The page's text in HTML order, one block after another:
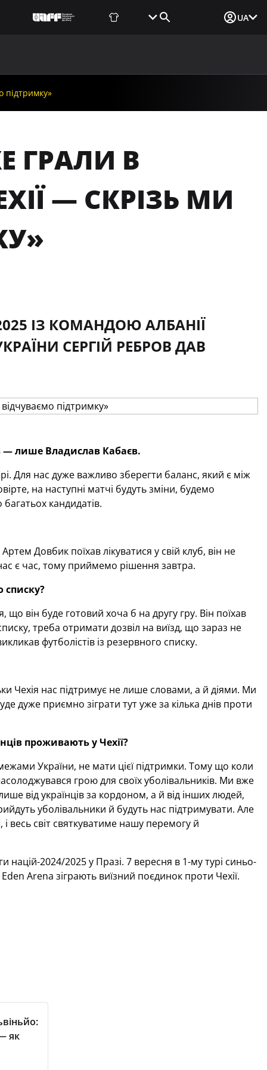
UA
підтримку»
ГРАЛИ В
— СКРІЗЬ МИ
ІЗ КОМАНДОЮ АЛБАНІЇ
СЕРГІЙ РЕБРОВ ДАВ
— лише Владислав Кабаєв.
Для нас дуже важливо зберегти баланс, який є між
на наступні матчі будуть зміни, будемо
кандидатів.
Довбик поїхав лікуватися у свій клуб, він не
є час, тому приймемо рішення завтра.
списку?
він буде готовий хоча б на другу гру. Він поїхав
треба отримати дозвіл на виїзд, що зараз не
футболістів із резервного списку.
Чехія нас підтримує не лише словами, а й діями. Ми
дуже приємно зіграти тут уже за кілька днів проти
проживають у Чехії?
України, не мати цієї підтримки. Тому що коли
грою для своїх уболівальників. Ми вже
від українців за кордоном, а й від інших людей,
уболівальники й будуть нас підтримувати. Але
весь світ святкуватиме нашу перемогу й
націй-2024/2025 у Празі. 7 вересня в 1-му турі синьо-
Arena зіграють виїзний поєдинок проти Чехії.
як